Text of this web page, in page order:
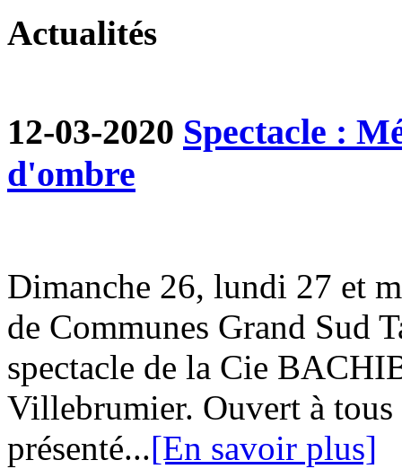
Actualités
12-03-2020 Spectacle :
d'ombre
Dimanche 26, lundi 27 et
de Communes Grand Sud
spectacle de la Cie
Villebrumier. Ouvert à tous
présenté...[En savoir plus]